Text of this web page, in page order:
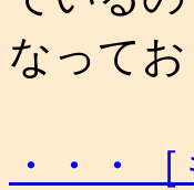
なってお
・・・